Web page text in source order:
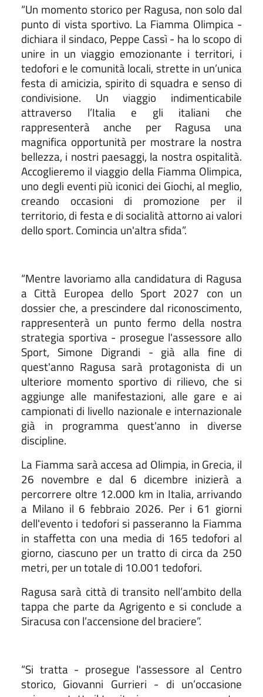
“Un momento storico per Ragusa, non solo dal
punto di vista sportivo. La Fiamma Olimpica -
dichiara il sindaco, Peppe Cassì - ha lo scopo di
unire in un viaggio emozionante i territori, i
tedofori e le comunità locali, strette in un’unica
festa di amicizia, spirito di squadra e senso di
condivisione. Un viaggio indimenticabile
attraverso l’Italia e gli italiani che
rappresenterà anche per Ragusa una
magnifica opportunità per mostrare la nostra
bellezza, i nostri paesaggi, la nostra ospitalità.
Accoglieremo il viaggio della Fiamma Olimpica,
uno degli eventi più iconici dei Giochi, al meglio,
creando occasioni di promozione per il
territorio, di festa e di socialità attorno ai valori
dello sport. Comincia un'altra sfida”.
“Mentre lavoriamo alla candidatura di Ragusa
a Città Europea dello Sport 2027 con un
dossier che, a prescindere dal riconoscimento,
rappresenterà un punto fermo della nostra
strategia sportiva - prosegue l'assessore allo
Sport, Simone Digrandi - già alla fine di
quest'anno Ragusa sarà protagonista di un
ulteriore momento sportivo di rilievo, che si
aggiunge alle manifestazioni, alle gare e ai
campionati di livello nazionale e internazionale
già in programma quest'anno in diverse
discipline.
La Fiamma sarà accesa ad Olimpia, in Grecia, il
26 novembre e dal 6 dicembre inizierà a
percorrere oltre 12.000 km in Italia, arrivando
a Milano il 6 febbraio 2026. Per i 61 giorni
dell'evento i tedofori si passeranno la Fiamma
in staffetta con una media di 165 tedofori al
giorno, ciascuno per un tratto di circa da 250
metri, per un totale di 10.001 tedofori.
Ragusa sarà città di transito nell’ambito della
tappa che parte da Agrigento e si conclude a
Siracusa con l’accensione del braciere”.
“Si tratta - prosegue l'assessore al Centro
storico, Giovanni Gurrieri - di un’occasione